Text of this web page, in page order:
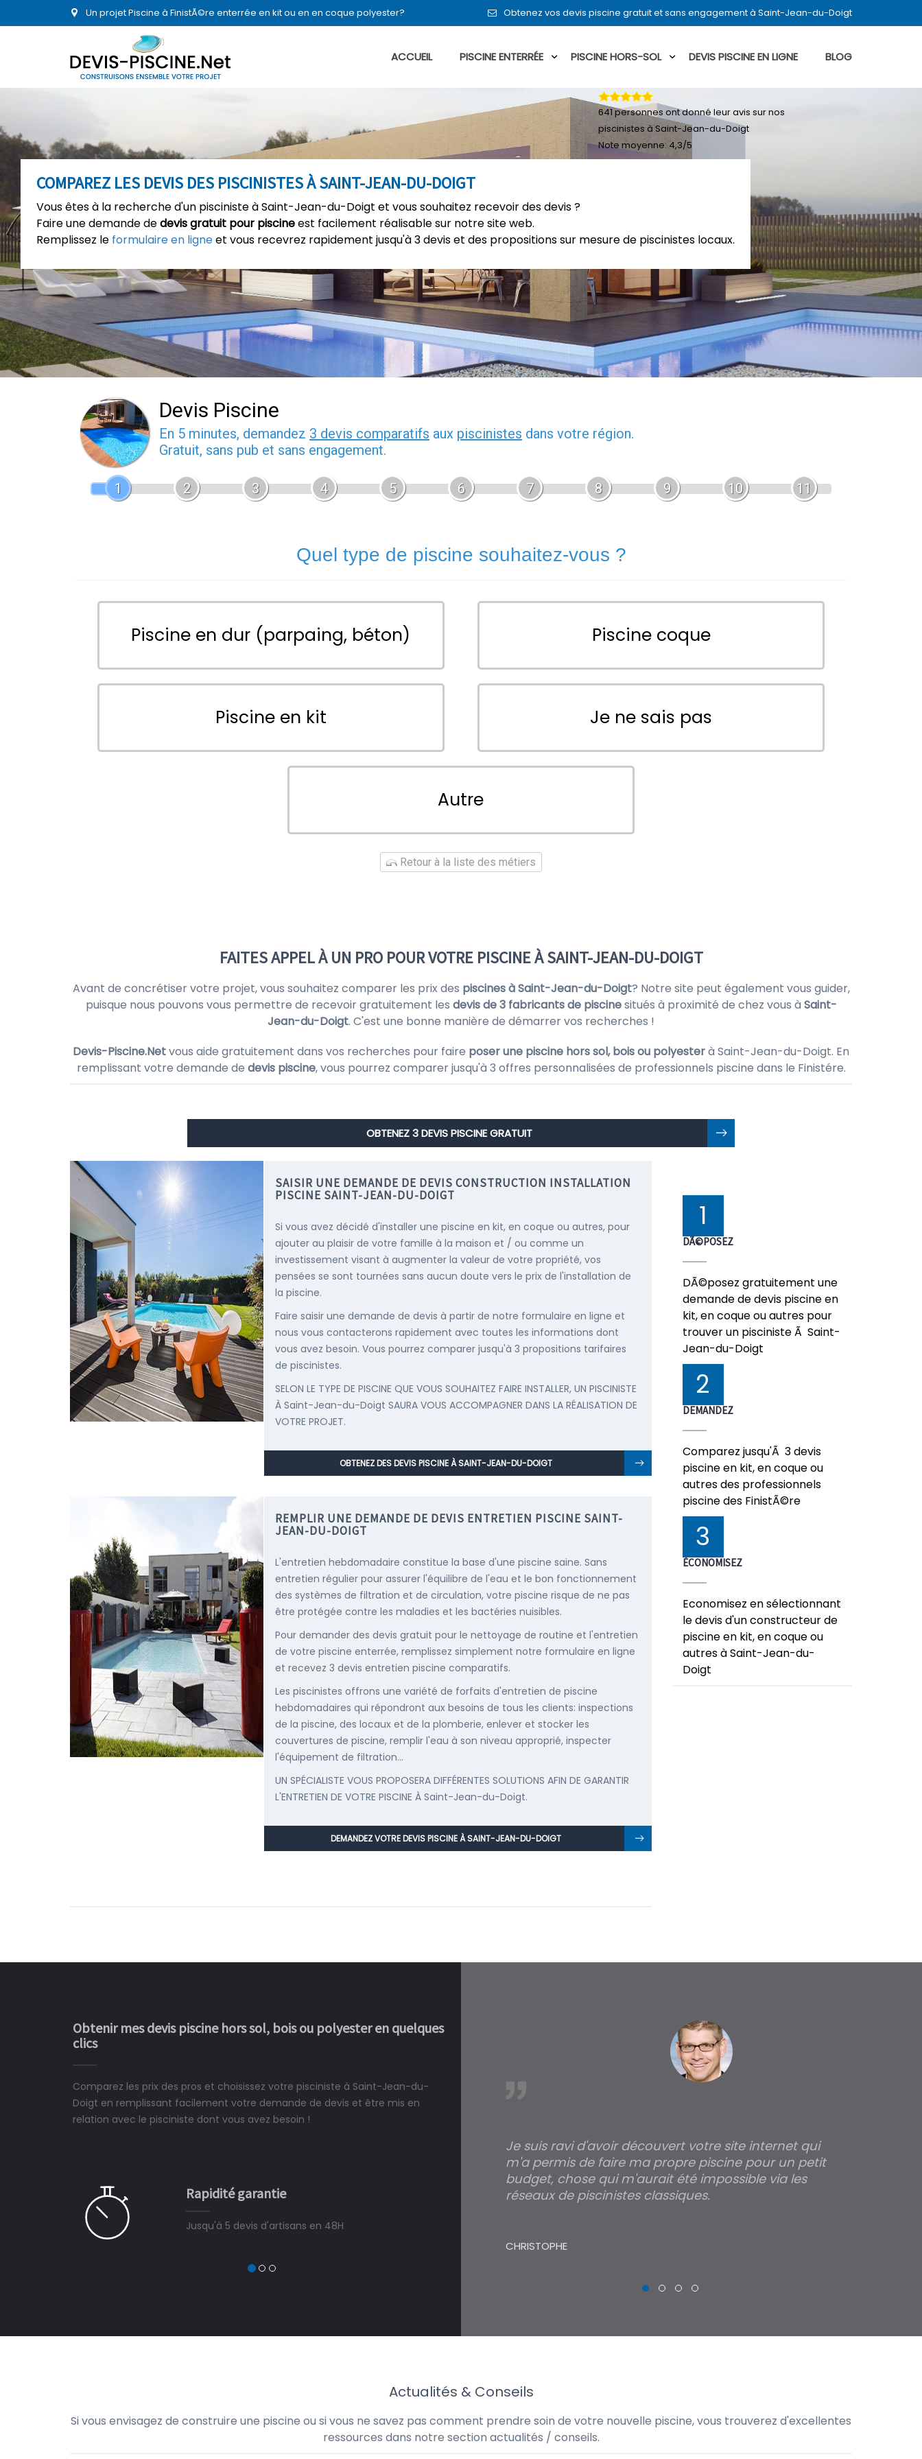
Un projet Piscine à FinistÃ©re enterrée en kit ou en en coque polyester? Obtenez vos devis piscine gratuit et sans engagement à Saint-Jean-du-Doigt
ACCUEIL PISCINE ENTERRÉE PISCINE HORS-SOL DEVIS PISCINE EN LIGNE BLOG
COMPAREZ LES DEVIS DES PISCINISTES À SAINT-JEAN-DU-DOIGT
Vous êtes à la recherche d'un pisciniste à Saint-Jean-du-Doigt et vous souhaitez recevoir des devis ?
Faire une demande dedevis gratuit pour piscineest facilement réalisable sur notre site web.
Remplissez le formulaire en ligneet vous recevrez rapidement jusqu'à 3 devis et des propositions sur mesure de piscinistes locaux.
641personnes ont donné leuravis sur nos
piscinistes à Saint-Jean-du-Doigt
Note moyenne:4,3/5
Devis Piscine
En 5 minutes, demandez 3 devis comparatifs aux piscinistes dans votre région.
Gratuit, sans pub et sans engagement.
1 2 3 4 5 6 7 8 9 10 11
Quel type de piscine souhaitez-vous ?
Piscine en dur (parpaing, béton) Piscine coque
Piscine en kit Je ne sais pas
Autre
Retour à la liste des métiers
FAITES APPEL À UN PRO POUR VOTRE PISCINE À SAINT-JEAN-DU-DOIGT
Avant de concrétiser votre projet, vous souhaitez comparer les prix des piscines à Saint-Jean-du-Doigt? Notre site peut également vous guider,
puisque nous pouvons vous permettre de recevoir gratuitement les devis de 3 fabricants de piscinesitués à proximité de chez vous à Saint-
Jean-du-Doigt. C'est une bonne manière de démarrer vos recherches !
Devis-Piscine.Netvous aide gratuitement dans vos recherches pour faire poser une piscine hors sol, bois ou polyesterà Saint-Jean-du-Doigt. En
remplissant votre demande de devis piscine, vous pourrez comparer jusqu'à 3 offres personnalisées de professionnels piscine dans le Finistére.
OBTENEZ 3 DEVIS PISCINE GRATUIT
SAISIR UNE DEMANDE DE DEVIS CONSTRUCTION INSTALLATION
PISCINE SAINT-JEAN-DU-DOIGT
Si vous avez décidé d'installer une piscine en kit, en coque ou autres, pour
ajouter au plaisir de votre famille à la maison et / ou comme un
investissement visant à augmenter la valeur de votre propriété, vos
pensées se sont tournées sans aucun doute vers le prix de l'installation de
la piscine.
Faire saisir une demande de devis à partir de notre formulaire en ligne et
nous vous contacterons rapidement avec toutes les informations dont
vous avez besoin. Vous pourrez comparer jusqu'à 3 propositions tarifaires
de piscinistes.
SELON LE TYPE DE PISCINE QUE VOUS SOUHAITEZ FAIRE INSTALLER, UN PISCINISTE
À Saint-Jean-du-Doigt SAURA VOUS ACCOMPAGNER DANS LA RÉALISATION DE
VOTRE PROJET.
OBTENEZ DES DEVIS PISCINE À SAINT-JEAN-DU-DOIGT
REMPLIR UNE DEMANDE DE DEVIS ENTRETIEN PISCINE SAINT-
JEAN-DU-DOIGT
L'entretien hebdomadaire constitue la base d'une piscine saine. Sans
entretien régulier pour assurer l'équilibre de l'eau et le bon fonctionnement
des systèmes de filtration et de circulation, votre piscine risque de ne pas
être protégée contre les maladies et les bactéries nuisibles.
Pour demander des devis gratuit pour le nettoyage de routine et l'entretien
de votre piscine enterrée, remplissez simplement notre formulaire en ligne
et recevez 3 devis entretien piscine comparatifs.
Les piscinistes offrons une variété de forfaits d'entretien de piscine
hebdomadaires qui répondront aux besoins de tous les clients: inspections
de la piscine, des locaux et de la plomberie, enlever et stocker les
couvertures de piscine, remplir l'eau à son niveau approprié, inspecter
l'équipement de filtration...
UN SPÉCIALISTE VOUS PROPOSERA DIFFÉRENTES SOLUTIONS AFIN DE GARANTIR
L'ENTRETIEN DE VOTRE PISCINE À Saint-Jean-du-Doigt.
DEMANDEZ VOTRE DEVIS PISCINE À SAINT-JEAN-DU-DOIGT
1
DÃ©POSEZ
DÃ©posez gratuitement une
demande de devis piscine en
kit, en coque ou autres pour
trouver un pisciniste Ã Saint-
Jean-du-Doigt
2
DEMANDEZ
Comparez jusqu'Ã 3 devis
piscine en kit, en coque ou
autres des professionnels
piscine des FinistÃ©re
3
ÉCONOMISEZ
Economisez en sélectionnant
le devis d'un constructeur de
piscine en kit, en coque ou
autres à Saint-Jean-du-
Doigt
Obtenir mes devis piscine hors sol, bois ou polyester en quelques
clics
Comparez les prix des pros et choisissez votre pisciniste à Saint-Jean-du-
Doigt en remplissant facilement votre demande de devis et être mis en
relation avec le pisciniste dont vous avez besoin !
Rapidité garantie
Jusqu'à 5 devis d'artisans en 48H
ne peut plus s'en passer.
Le rêve devient enfin réalité, une piscine est bien
construit chez moi.
Je suis ravi d'avoir découvert votre site internet qui
m'a permis de faire ma propre piscine pour un petit
budget, chose qui m'aurait été impossible via les
réseaux de piscinistes classiques.
CHRISTOPHE
Actualités & Conseils
Si vous envisagez de construire une piscine ou si vous ne savez pas comment prendre soin de votre nouvelle piscine, vous trouverez d'excellentes
ressources dans notre section actualités / conseils.